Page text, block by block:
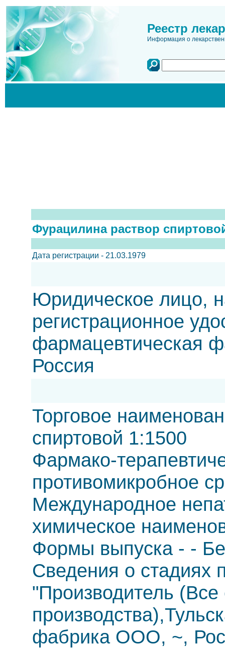
Реестр
Информация о
Фурацилина раствор
Дата регистрации - 21.03.1979
Юридическое лицо,
регистрационное
фармацевтическая
Россия
Торговое
спиртовой 1:1500
Фармако-
противомикробное
Международное
химическое
Формы выпуска - -
Сведения о стадиях
"Производитель (Все
фабрика ООО, ~,